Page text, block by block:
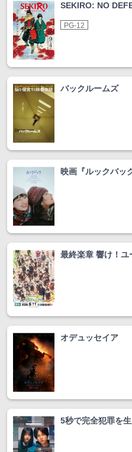
SEKIRO: NO
PG-12
バックルームズ
映画『ルックバッ
最終楽章 響け！
オデュッセイア
5秒で完全犯罪を